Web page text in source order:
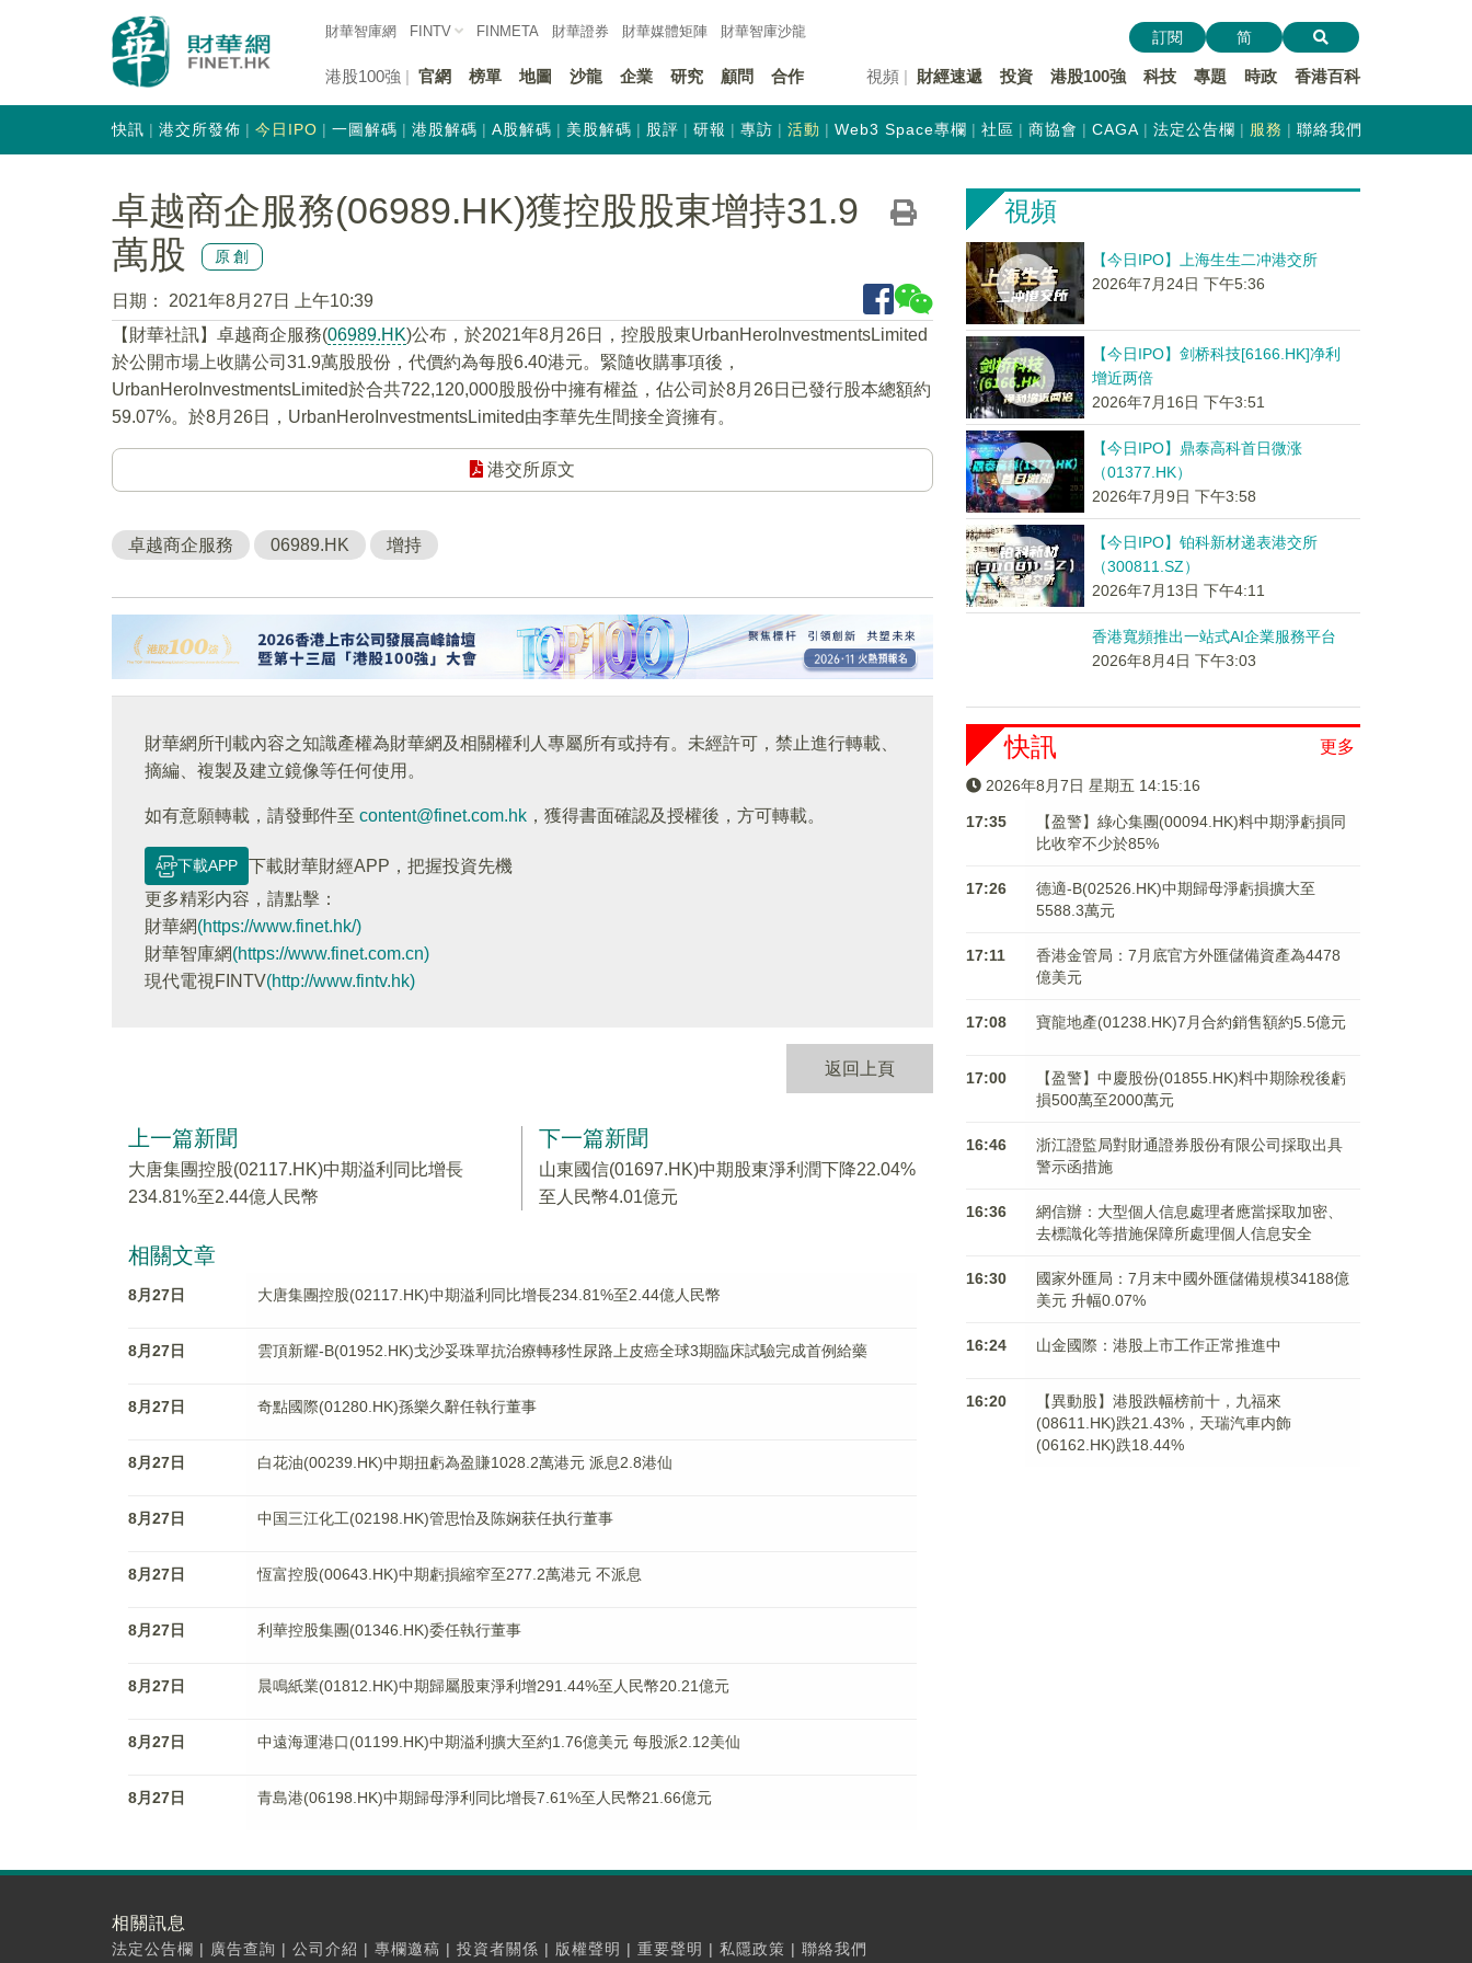
財華智庫網 FINTV FINMETA 財華證券 財華媒體矩陣 財華智庫沙龍
港股100強 官網 榜單 地圖 沙龍 企業 研究 顧問 合作 視頻 財經速遞 投資 港股100強 科技 專題 時政 香港百科
訂閱 简
快訊 港交所發佈 今日IPO 一圖解碼 港股解碼 A股解碼 美股解碼 股評 研報 專訪 活動 Web3 Space專欄 社區 商協會 CAGA 法定公告欄 服務 聯絡我們
卓越商企服務(06989.HK)獲控股股東增持31.9
萬股
原創
日期：
2021年8月27日 上午10:39
【財華社訊】卓越商企服務(06989.HK)公布，於2021年8月26日，控股股東UrbanHeroInvestmentsLimited
於公開市場上收購公司31.9萬股股份，代價約為每股6.40港元。緊隨收購事項後，
UrbanHeroInvestmentsLimited於合共722,120,000股股份中擁有權益，佔公司於8月26日已發行股本總額約
59.07%。於8月26日，UrbanHeroInvestmentsLimited由李華先生間接全資擁有。
港交所原文
卓越商企服務 06989.HK 增持
財華網所刊載內容之知識產權為財華網及相關權利人專屬所有或持有。未經許可，禁止進行轉載、
摘編、複製及建立鏡像等任何使用。
如有意願轉載，請發郵件至 content@finet.com.hk ，獲得書面確認及授權後，方可轉載。
下載APP
下載財華財經APP，把握投資先機
更多精彩内容，請點擊：
財華網(https://www.finet.hk/)
財華智庫網(https://www.finet.com.cn)
現代電視FINTV(http://www.fintv.hk)
返回上頁
上一篇新聞
大唐集團控股(02117.HK)中期溢利同比增長
234.81%至2.44億人民幣
下一篇新聞
山東國信(01697.HK)中期股東淨利潤下降22.04%
至人民幣4.01億元
相關文章
8月27日 大唐集團控股(02117.HK)中期溢利同比增長234.81%至2.44億人民幣
8月27日 雲頂新耀-B(01952.HK)戈沙妥珠單抗治療轉移性尿路上皮癌全球3期臨床試驗完成首例給藥
8月27日 奇點國際(01280.HK)孫樂久辭任執行董事
8月27日 白花油(00239.HK)中期扭虧為盈賺1028.2萬港元 派息2.8港仙
8月27日 中国三江化工(02198.HK)管思怡及陈娴获任执行董事
8月27日 恆富控股(00643.HK)中期虧損縮窄至277.2萬港元 不派息
8月27日 利華控股集團(01346.HK)委任執行董事
8月27日 晨鳴紙業(01812.HK)中期歸屬股東淨利增291.44%至人民幣20.21億元
8月27日 中遠海運港口(01199.HK)中期溢利擴大至約1.76億美元 每股派2.12美仙
8月27日 青島港(06198.HK)中期歸母淨利同比增長7.61%至人民幣21.66億元
視頻
【今日IPO】上海生生二冲港交所
2026年7月24日 下午5:36
【今日IPO】剑桥科技[6166.HK]净利
增近两倍
2026年7月16日 下午3:51
【今日IPO】鼎泰高科首日微涨
（01377.HK）
2026年7月9日 下午3:58
【今日IPO】铂科新材递表港交所
（300811.SZ）
2026年7月13日 下午4:11
香港寬頻推出一站式AI企業服務平台
2026年8月4日 下午3:03
更多
快訊
2026年8月7日 星期五 14:15:16
17:35
【盈警】綠心集團(00094.HK)料中期淨虧損同
比收窄不少於85%
17:26
德適-B(02526.HK)中期歸母淨虧損擴大至
5588.3萬元
17:11
香港金管局：7月底官方外匯儲備資產為4478
億美元
17:08 寶龍地產(01238.HK)7月合約銷售額約5.5億元
17:00
【盈警】中慶股份(01855.HK)料中期除稅後虧
損500萬至2000萬元
16:46
浙江證監局對財通證券股份有限公司採取出具
警示函措施
16:36
網信辦：大型個人信息處理者應當採取加密、
去標識化等措施保障所處理個人信息安全
16:30
國家外匯局：7月末中國外匯儲備規模34188億
美元 升幅0.07%
16:24 山金國際：港股上市工作正常推進中
16:20
【異動股】港股跌幅榜前十，九福來
(08611.HK)跌21.43%，天瑞汽車内飾
(06162.HK)跌18.44%
相關訊息
法定公告欄 | 廣告查詢 | 公司介紹 | 專欄邀稿 | 投資者關係 | 版權聲明 | 重要聲明 | 私隱政策 | 聯絡我們